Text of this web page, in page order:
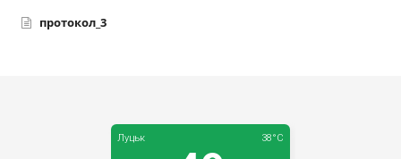
протокол_3